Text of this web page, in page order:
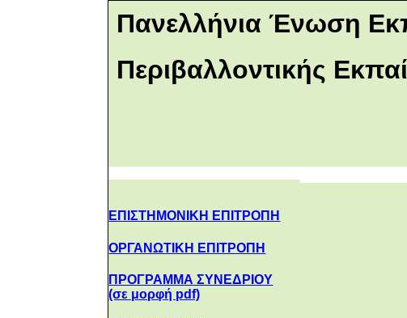
Πανελλήνια Ένωση
Περιβαλλοντικής
ΕΠΙΣΤΗΜΟΝΙΚΗ ΕΠΙΤΡΟΠΗ
ΟΡΓΑΝΩΤΙΚΗ ΕΠΙΤΡΟΠΗ
ΠΡΟΓΡΑΜΜΑ ΣΥΝΕΔΡΙΟΥ
(σε μορφή pdf)